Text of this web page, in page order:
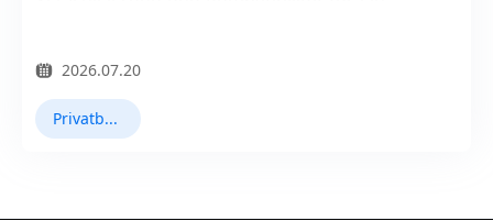
2026.07.20
Privatbrowser